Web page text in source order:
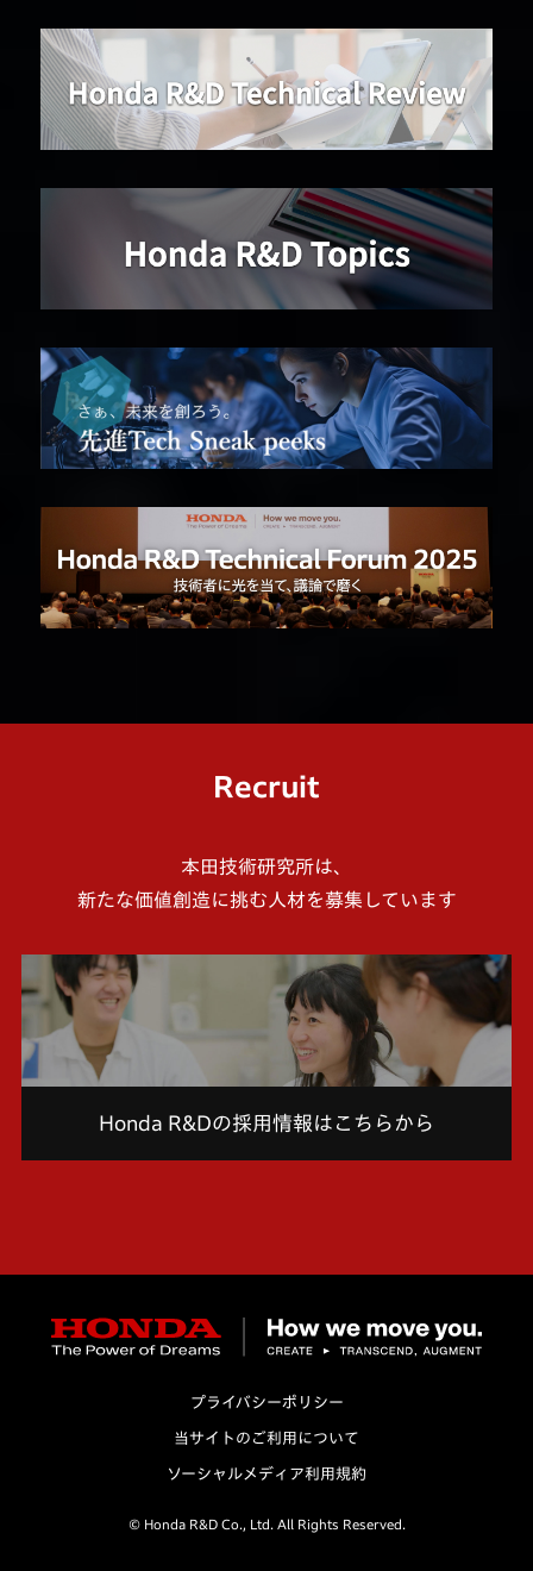
Recruit
本田技術研究所は、
新たな価値創造に挑む人材を募集しています
Honda R&Dの採用情報はこちらから
プライバシーポリシー
当サイトのご利用について
ソーシャルメディア利用規約
© Honda R&D Co., Ltd. All Rights Reserved.